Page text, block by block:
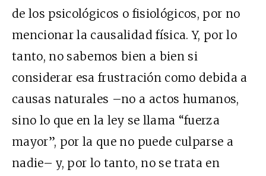
de los psicológicos o fisiológicos, por no
mencionar la causalidad física. Y, por lo
tanto, no sabemos bien a bien si
considerar esa frustración como debida a
causas naturales –no a actos humanos,
sino lo que en la ley se llama “fuerza
mayor”, por la que no puede culparse a
nadie– y, por lo tanto, no se trata en